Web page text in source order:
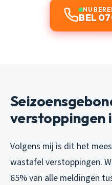
NU
BEL
verstoppingen
Volgens mij is dit het
wastafel verstoppingen.
65% van alle meldingen